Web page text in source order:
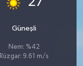
Güneşli
Nem: %42
Rüzgar: 9.61 m/s